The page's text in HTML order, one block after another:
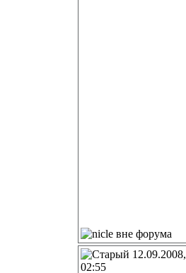
12.09.2008,
02:55